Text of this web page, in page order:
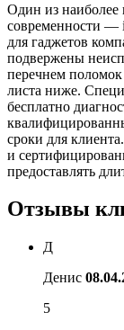
Один из наиболее
современности —
для гаджетов
подвержены
перечнем
листа ниже.
бесплатно
сроки для
и
предоставлять
Отзывы
Д
Денис
5